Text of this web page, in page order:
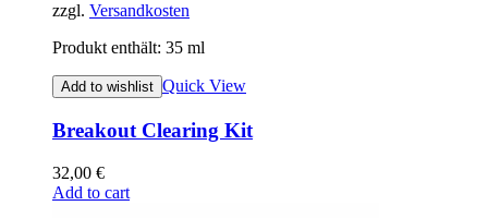
zzgl. Versandkosten
Produkt enthält: 35 ml
Add to wishlist Quick View
Breakout Clearing Kit
32,00 €
Add to cart